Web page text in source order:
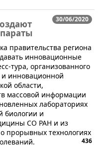
30/06/2020
правительства региона
инновационные
тура, организованного
и инновационной
области,
массовой информации
лабораториях
биологии и
СО РАН и из
прорывных технологиях
436